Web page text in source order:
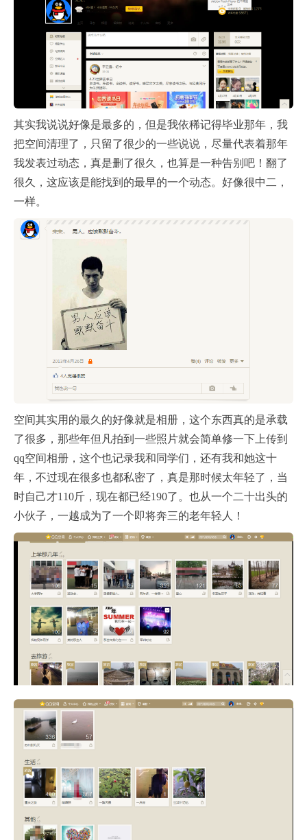
其实我说说好像是最多的，但是我依稀记得毕业那年，我
把空间清理了，只留了很少的一些说说，尽量代表着那年
我发表过动态，真是删了很久，也算是一种告别吧！翻了
很久，这应该是能找到的最早的一个动态。好像很中二，
一样。
空间其实用的最久的好像就是相册，这个东西真的是承载
了很多，那些年但凡拍到一些照片就会简单修一下上传到
qq空间相册，这个也记录我和同学们，还有我和她这十
年，不过现在很多也都私密了，真是那时候太年轻了，当
时自己才110斤，现在都已经190了。也从一个二十出头的
小伙子，一越成为了一个即将奔三的老年轻人！